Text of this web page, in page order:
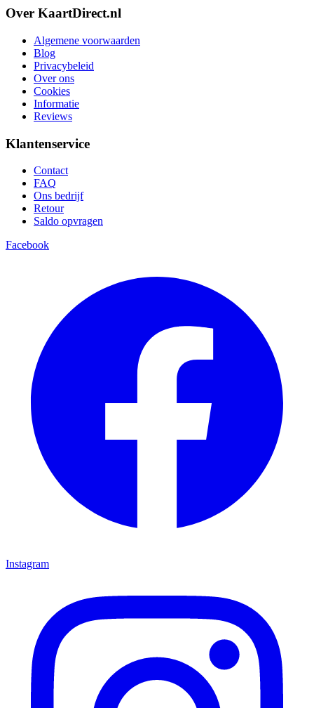
Over KaartDirect.nl
Algemene voorwaarden
Blog
Privacybeleid
Over ons
Cookies
Informatie
Reviews
Klantenservice
Contact
FAQ
Ons bedrijf
Retour
Saldo opvragen
Facebook
Instagram